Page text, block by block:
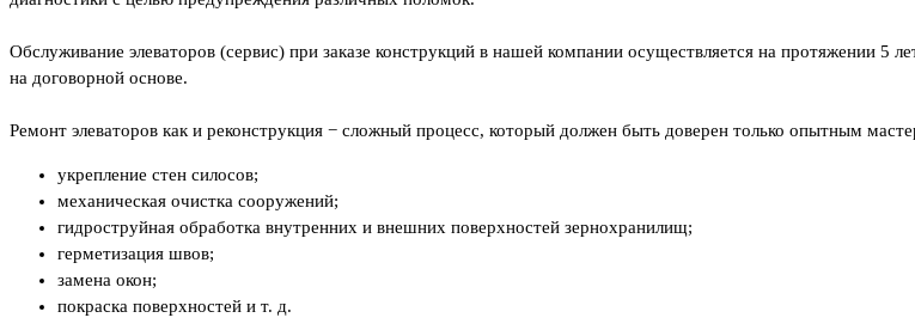
Обслуживание элеваторов (сервис) при заказе конструкций в нашей компании осуществляется на протяжении
на договорной основе.
Ремонт элеваторов как и реконструкция − сложный процесс, который должен быть доверен только опытным
укрепление стен силосов;
механическая очистка сооружений;
гидроструйная обработка внутренних и внешних поверхностей зернохранилищ;
герметизация швов;
замена окон;
покраска поверхностей и т. д.